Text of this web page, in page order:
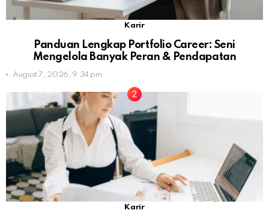
Karir
Panduan Lengkap Portfolio Career: Seni
Mengelola Banyak Peran & Pendapatan
August 7, 2026, 9:34 pm
Karir